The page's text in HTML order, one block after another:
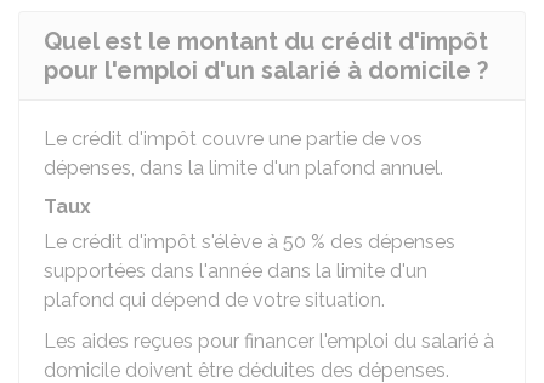
Quel est le montant du crédit d'impôt
pour l'emploi d'un salarié à domicile ?
Le crédit d'impôt couvre une partie de vos
dépenses, dans la limite d'un plafond annuel.
Taux
Le crédit d'impôt s'élève à 50 % des dépenses
supportées dans l'année dans la limite d'un
plafond qui dépend de votre situation.
Les aides reçues pour financer l'emploi du salarié à
domicile doivent être déduites des dépenses.